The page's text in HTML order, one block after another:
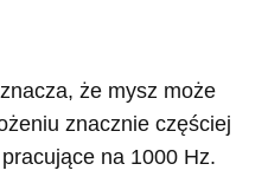
że mysz może
znacznie częściej
na 1000 Hz.